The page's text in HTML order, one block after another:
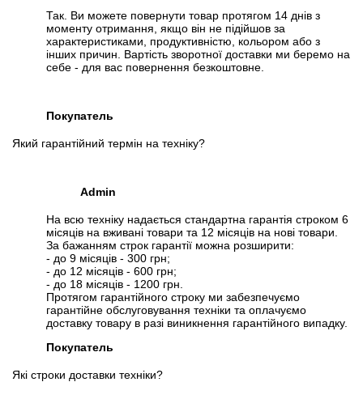
Так. Ви можете повернути товар протягом 14 днів з
моменту отримання, якщо він не підійшов за
характеристиками, продуктивністю, кольором або з
інших причин. Вартість зворотної доставки ми беремо на
себе - для вас повернення безкоштовне.
Покупатель
Який гарантійний термін на техніку?
Admin
На всю техніку надається стандартна гарантія строком 6
місяців на вживані товари та 12 місяців на нові товари.
За бажанням строк гарантії можна розширити:
- до 9 місяців - 300 грн;
- до 12 місяців - 600 грн;
- до 18 місяців - 1200 грн.
Протягом гарантійного строку ми забезпечуємо
гарантійне обслуговування техніки та оплачуємо
доставку товару в разі виникнення гарантійного випадку.
Покупатель
Які строки доставки техніки?